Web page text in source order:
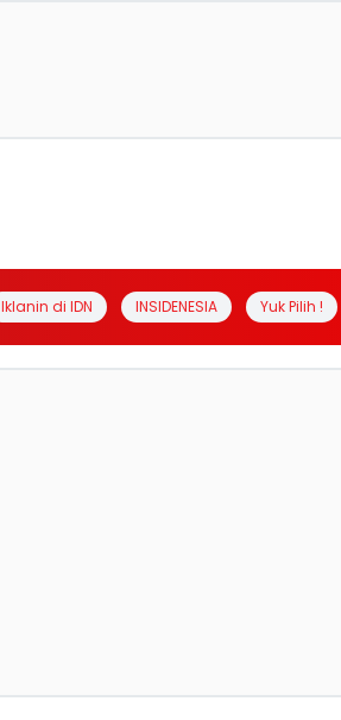
Iklanin di IDN INSIDENESIA Yuk Pilih !